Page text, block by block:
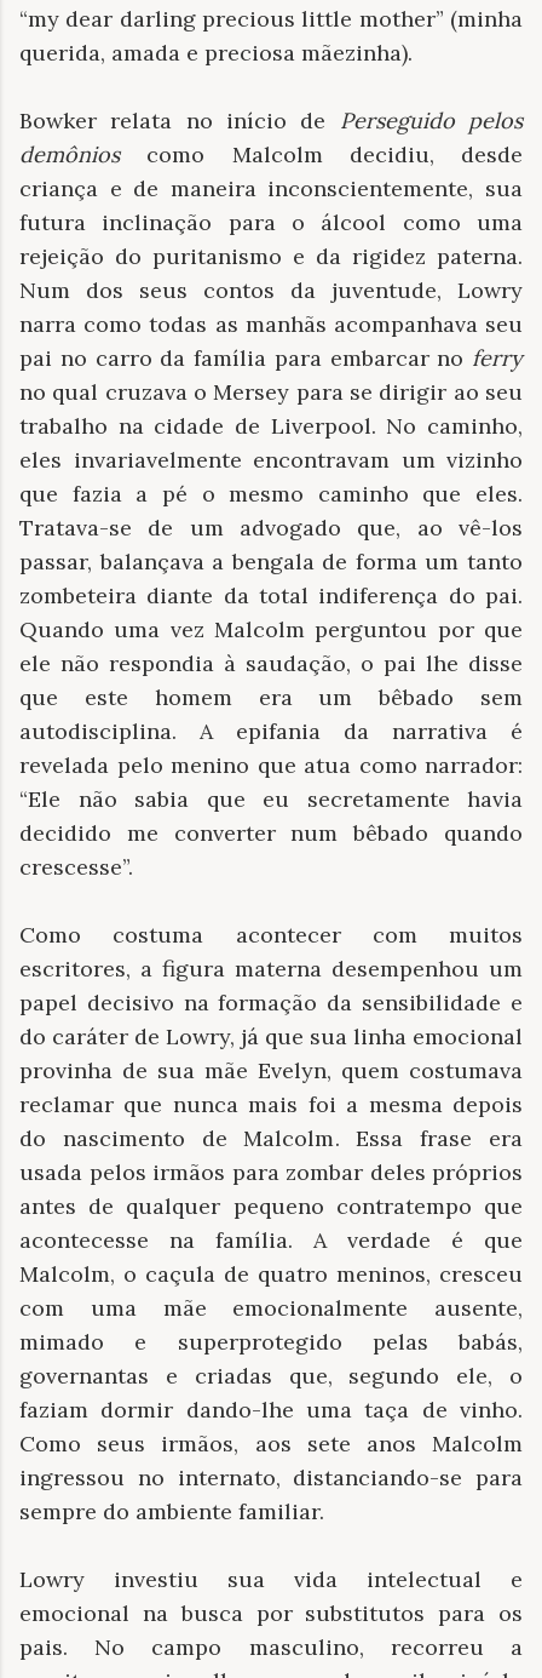
“my dear darling precious little mother” (minha
querida, amada e preciosa mãezinha).
Bowker relata no início de Perseguido pelos
demônioscomo Malcolm decidiu, desde
criança e de maneira inconscientemente, sua
futura inclinação para o álcool como uma
rejeição do puritanismo e da rigidez paterna.
Num dos seus contos da juventude, Lowry
narra como todas as manhãs acompanhava seu
pai no carro da família para embarcar no ferry
no qual cruzava o Mersey para se dirigir ao seu
trabalho na cidade de Liverpool. No caminho,
eles invariavelmente encontravam um vizinho
que fazia a pé o mesmo caminho que eles.
Tratava-se de um advogado que, ao vê-los
passar, balançava a bengala de forma um tanto
zombeteira diante da total indiferença do pai.
Quando uma vez Malcolm perguntou por que
ele não respondia à saudação, o pai lhe disse
que este homem era um bêbado sem
autodisciplina. A epifania da narrativa é
revelada pelo menino que atua como narrador:
“Ele não sabia que eu secretamente havia
decidido me converter num bêbado quando
crescesse”.
Como costuma acontecer com muitos
escritores, a figura materna desempenhou um
papel decisivo na formação da sensibilidade e
do caráter de Lowry, já que sua linha emocional
provinha de sua mãe Evelyn, quem costumava
reclamar que nunca mais foi a mesma depois
do nascimento de Malcolm. Essa frase era
usada pelos irmãos para zombar deles próprios
antes de qualquer pequeno contratempo que
acontecesse na família. A verdade é que
Malcolm, o caçula de quatro meninos, cresceu
com uma mãe emocionalmente ausente,
mimado e superprotegido pelas babás,
governantas e criadas que, segundo ele, o
faziam dormir dando-lhe uma taça de vinho.
Como seus irmãos, aos sete anos Malcolm
ingressou no internato, distanciando-se para
sempre do ambiente familiar.
Lowry investiu sua vida intelectual e
emocional na busca por substitutos para os
pais. No campo masculino, recorreu a